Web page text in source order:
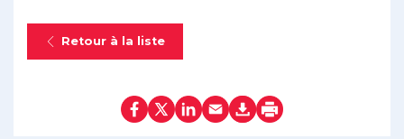
Retour à la liste